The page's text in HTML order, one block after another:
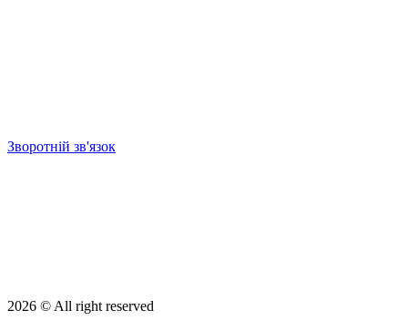
Зворотній зв'язок
2026 © All right reserved